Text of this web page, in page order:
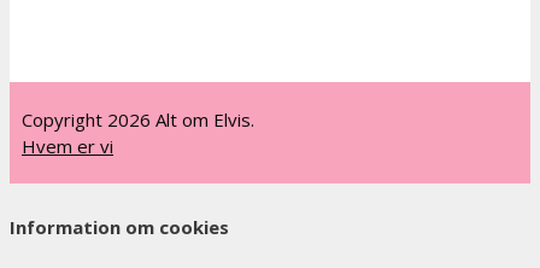
Copyright 2026 Alt om Elvis.
Hvem er vi
Information om cookies